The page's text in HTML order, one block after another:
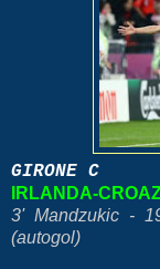
GIRONE C
IRLANDA-
3' Mandzukic -
(autogol)